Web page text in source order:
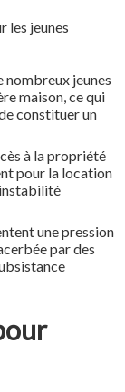
les jeunes
nombreux jeunes
maison, ce qui
constituer un
à la propriété
pour la location
une pression
par des